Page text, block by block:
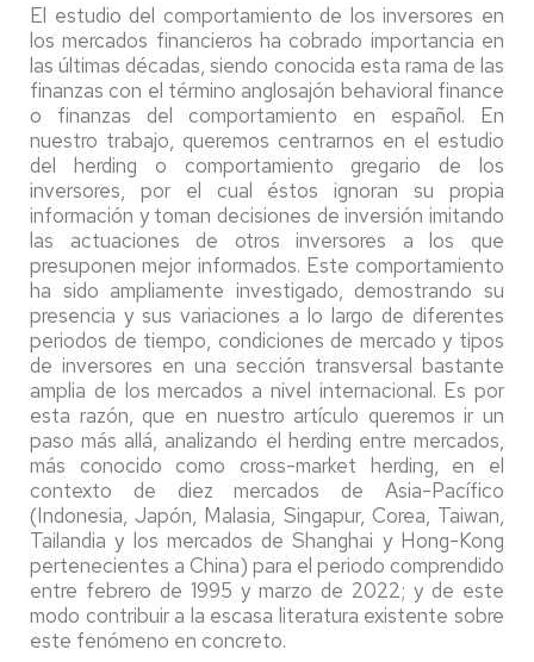
El estudio del comportamiento de los inversores en
los mercados financieros ha cobrado importancia en
las últimas décadas, siendo conocida esta rama de las
finanzas con el término anglosajón behavioral finance
o finanzas del comportamiento en español. En
nuestro trabajo, queremos centrarnos en el estudio
del herding o comportamiento gregario de los
inversores, por el cual éstos ignoran su propia
información y toman decisiones de inversión imitando
las actuaciones de otros inversores a los que
presuponen mejor informados. Este comportamiento
ha sido ampliamente investigado, demostrando su
presencia y sus variaciones a lo largo de diferentes
periodos de tiempo, condiciones de mercado y tipos
de inversores en una sección transversal bastante
amplia de los mercados a nivel internacional. Es por
esta razón, que en nuestro artículo queremos ir un
paso más allá, analizando el herding entre mercados,
más conocido como cross-market herding, en el
contexto de diez mercados de Asia-Pacífico
(Indonesia, Japón, Malasia, Singapur, Corea, Taiwan,
Tailandia y los mercados de Shanghai y Hong-Kong
pertenecientes a China) para el periodo comprendido
entre febrero de 1995 y marzo de 2022; y de este
modo contribuir a la escasa literatura existente sobre
este fenómeno en concreto.